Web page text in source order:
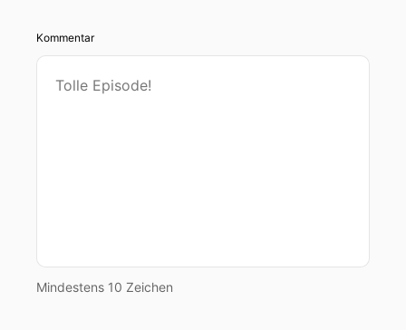
Kommentar
Mindestens 10 Zeichen